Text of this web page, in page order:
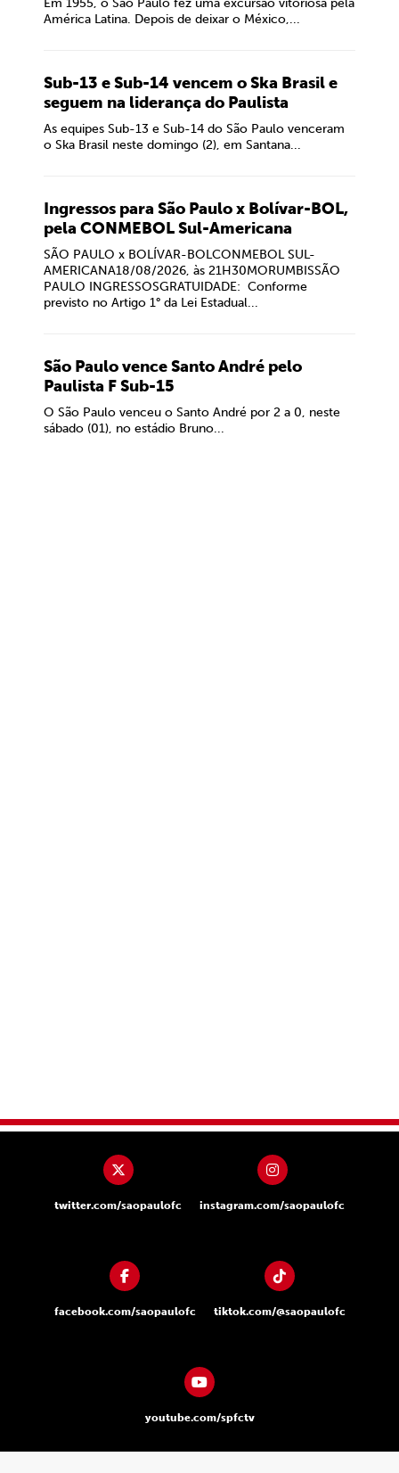
Em 1955, o São Paulo fez uma excursão vitoriosa pela
América Latina. Depois de deixar o México,...
Sub-13 e Sub-14 vencem o Ska Brasil e
seguem na liderança do Paulista
As equipes Sub-13 e Sub-14 do São Paulo venceram
o Ska Brasil neste domingo (2), em Santana...
Ingressos para São Paulo x Bolívar-BOL,
pela CONMEBOL Sul-Americana
SÃO PAULO x BOLÍVAR-BOLCONMEBOL SUL-
AMERICANA18/08/2026, às 21H30MORUMBISSÃO
PAULO INGRESSOSGRATUIDADE: Conforme
previsto no Artigo 1° da Lei Estadual...
São Paulo vence Santo André pelo
Paulista F Sub-15
O São Paulo venceu o Santo André por 2 a 0, neste
sábado (01), no estádio Bruno...
twitter.com/saopaulofc instagram.com/saopaulofc
facebook.com/saopaulofc tiktok.com/@saopaulofc
youtube.com/spfctv